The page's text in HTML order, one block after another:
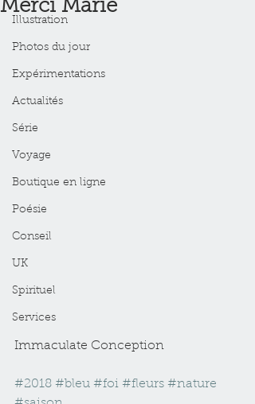
Illustration
Photos du jour
Expérimentations
Actualités
Série
Voyage
Boutique en ligne
Poésie
Conseil
UK
Spirituel
Services
Merci Marie
Immaculate Conception
#2018 #bleu #foi #fleurs #nature